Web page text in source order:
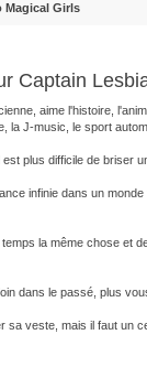
Girls
Captain
aime l'histoire,
la J-music, le sport
plus difficile de briser
infinie dans un
la même chose et
dans le passé, plus
sa veste, mais il faut un